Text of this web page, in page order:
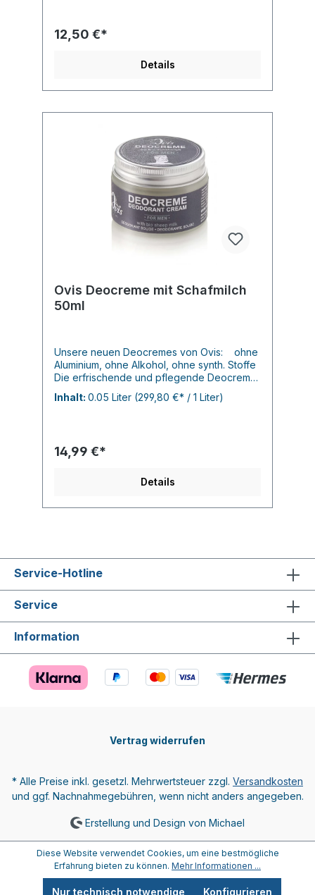
Konservierungsmittel....
12,50 €*
Details
Ovis Deocreme mit Schafmilch
50ml
Unsere neuen Deocremes von Ovis: ohne
Aluminium, ohne Alkohol, ohne synth. Stoffe
Die erfrischende und pflegende Deocreme
von Ovis kommt ganz o. synthetische Stoffe
oder Aluminium. Die wirksame Formulierung
dabei fettige Rückstände oder weiße
Anwendung: Für einen Tag lang Frische
Inhalt: 0.05 Liter (299,80 €* / 1 Liter)
14,99 €*
Details
Service-Hotline
Service
Information
Vertrag widerrufen
* Alle Preise inkl. gesetzl. Mehrwertsteuer zzgl. Versandkosten
und ggf. Nachnahmegebühren, wenn nicht anders angegeben.
Erstellung und Design von Michael
Diese Website verwendet Cookies, um eine bestmögliche
Erfahrung bieten zu können. Mehr Informationen ...
Nur technisch notwendige Konfigurieren